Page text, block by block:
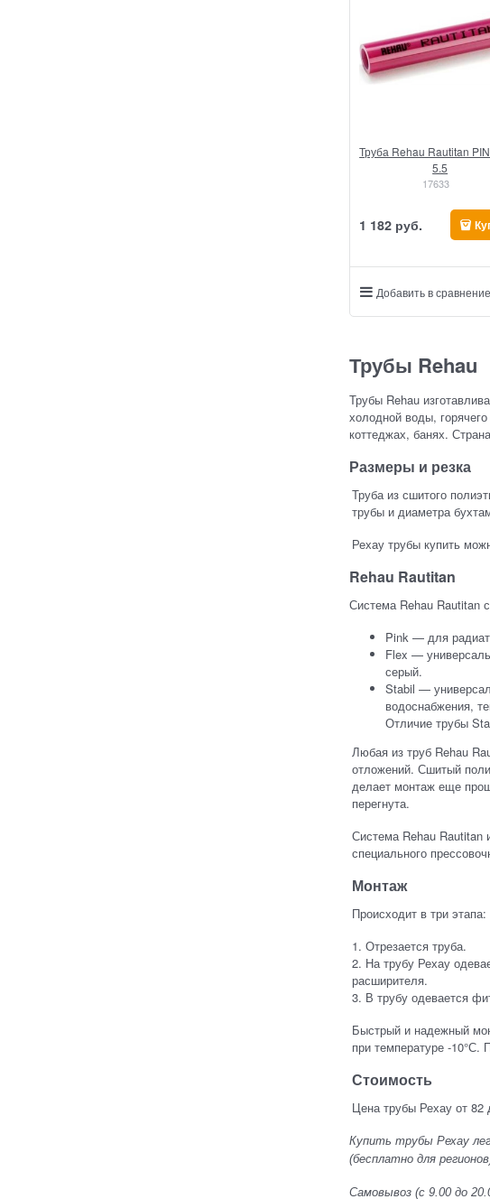
Труба Rehau Rautitan
5.5
17633
1 182 руб.
Добавить в сравнение
Трубы Rehau
Трубы Rehau
холодной воды,
коттеджах, банях.
Размеры и резка
Труба из сшитого
трубы и диаметра
Рехау трубы купить
Rehau Rautitan
Система Rehau Rautitan
Pink — для
Flex —
серый.
Stabil —
водоснабжения,
Отличие трубы
Любая из труб Rehau
отложений. Сшитый
делает монтаж еще
перегнута.
Система Rehau Rautitan
специального
Монтаж
Происходит в три этапа:
1. Отрезается труба.
2. На трубу Рехау
расширителя.
3. В трубу одевается
Быстрый и надежный
при температуре -10°С.
Стоимость
Цена трубы Рехау от 82
Купить трубы Рехау
(бесплатно для
Самовывоз (с 9.00 до